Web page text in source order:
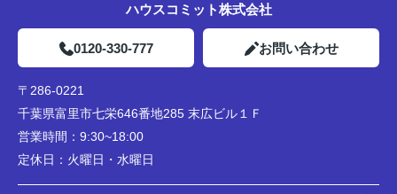
ハウスコミット株式会社
0120-330-777 お問い合わせ
〒286-0221
千葉県富里市七栄646番地285 末広ビル１Ｆ
営業時間： 9:30~18:00
定休日： 火曜日・水曜日